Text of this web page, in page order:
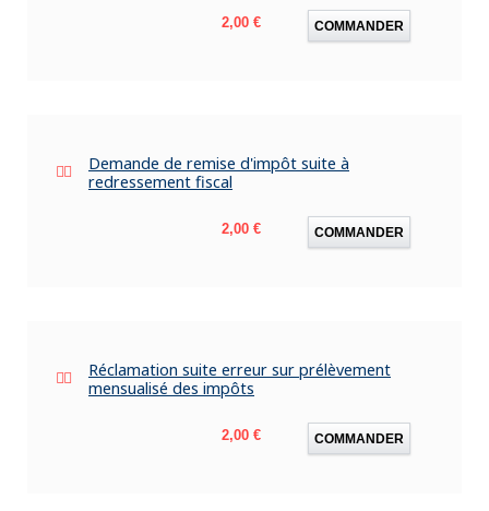
Prix
2,00 € COMMANDER
Demande de remise d'impôt suite à
redressement fiscal
Prix
2,00 € COMMANDER
Réclamation suite erreur sur prélèvement
mensualisé des impôts
Prix
2,00 € COMMANDER